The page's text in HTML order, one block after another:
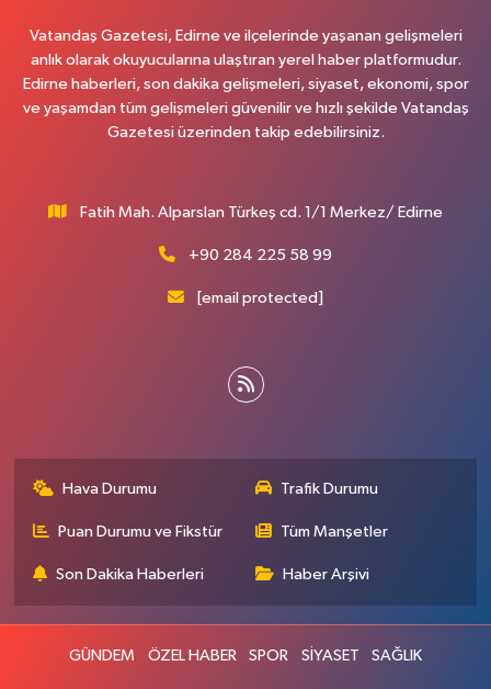
Vatandaş Gazetesi, Edirne ve ilçelerinde yaşanan gelişmeleri
anlık olarak okuyucularına ulaştıran yerel haber platformudur.
Edirne haberleri, son dakika gelişmeleri, siyaset, ekonomi, spor
ve yaşamdan tüm gelişmeleri güvenilir ve hızlı şekilde Vatandaş
Gazetesi üzerinden takip edebilirsiniz.
Fatih Mah. Alparslan Türkeş cd. 1/1 Merkez/ Edirne
+90 284 225 58 99
[email protected]
Hava Durumu Trafik Durumu
Puan Durumu ve Fikstür Tüm Manşetler
Son Dakika Haberleri Haber Arşivi
GÜNDEM ÖZEL HABER SPOR SİYASET SAĞLIK